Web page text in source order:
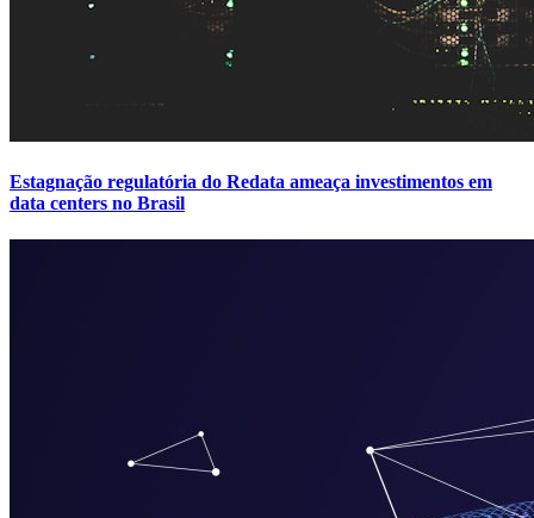
Estagnação regulatória do Redata ameaça investimentos em
data centers no Brasil